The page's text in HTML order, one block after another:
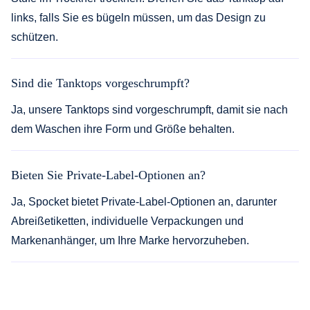
links, falls Sie es bügeln müssen, um das Design zu
schützen.
Sind die Tanktops vorgeschrumpft?
Ja, unsere Tanktops sind vorgeschrumpft, damit sie nach
dem Waschen ihre Form und Größe behalten.
Bieten Sie Private-Label-Optionen an?
Ja, Spocket bietet Private-Label-Optionen an, darunter
Abreißetiketten, individuelle Verpackungen und
Markenanhänger, um Ihre Marke hervorzuheben.